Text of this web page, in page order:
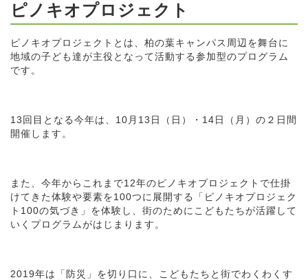
ピノキオプロジェクト
ピノキオプロジェクトとは、柏の葉キャンパス周辺を舞台に
地域の子ども達が主役となって活動する参加型のプログラム
です。
13回目となる今年は、10月13日（日）・14日（月）の２日間
開催します。
また、今年からこれまで12年のピノキオプロジェクトで仕掛
けてきた体験や要素を100つに展開する「ピノキオプロジェク
ト100の気づき」を体験し、街のためにこどもたちが活躍して
いくプログラムがはじまります。
2019年は「防災」を切り口に、こどもたちと街でわくわくす